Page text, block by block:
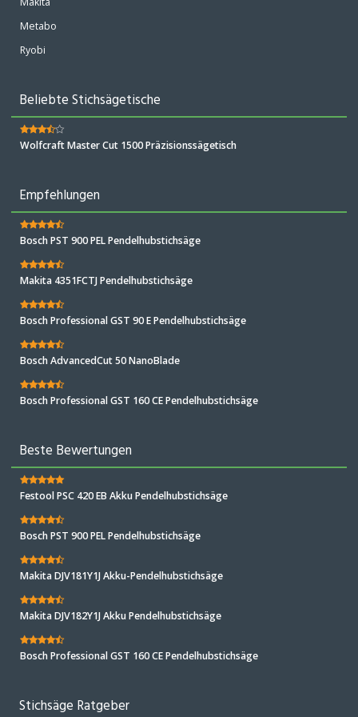
Metabo
Ryobi
Beliebte Stichsägetische
Wolfcraft Master Cut 1500 Präzisionssägetisch
Empfehlungen
Bosch PST 900 PEL Pendelhubstichsäge
Makita 4351FCTJ Pendelhubstichsäge
Bosch Professional GST 90 E Pendelhubstichsäge
Bosch AdvancedCut 50 NanoBlade
Bosch Professional GST 160 CE Pendelhubstichsäge
Beste Bewertungen
Festool PSC 420 EB Akku Pendelhubstichsäge
Bosch PST 900 PEL Pendelhubstichsäge
Makita DJV181Y1J Akku-Pendelhubstichsäge
Makita DJV182Y1J Akku Pendelhubstichsäge
Bosch Professional GST 160 CE Pendelhubstichsäge
Stichsäge Ratgeber